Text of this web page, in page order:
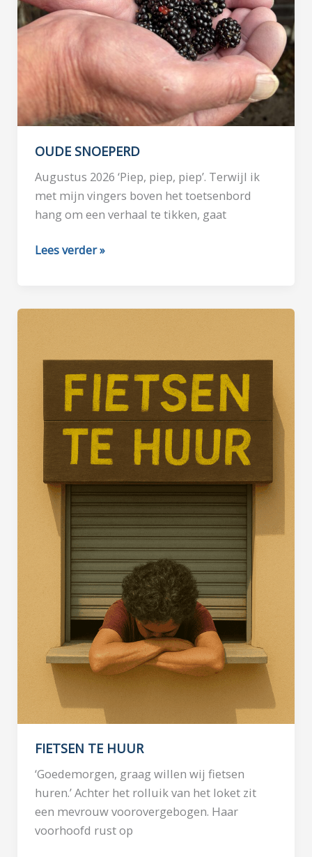
OUDE SNOEPERD
Augustus 2026 ‘Piep, piep, piep’. Terwijl ik
met mijn vingers boven het toetsenbord
hang om een verhaal te tikken, gaat
OUDE
Lees verder »
FIETSEN TE HUUR
‘Goedemorgen, graag willen wij fietsen
huren.’ Achter het rolluik van het loket zit
een mevrouw voorovergebogen. Haar
voorhoofd rust op